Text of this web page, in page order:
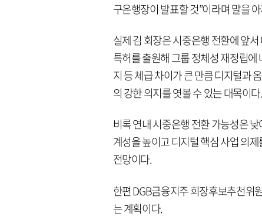
구은행장이 발표할 것”이라며 말을
실제 김 회장은 시중은행 전환에 앞서
특허를 출원해 그룹 정체성 재정립
지 등 체급 차이가 큰 만큼 디지털과
의 강한 의지를 엿볼 수 있는 대목이다.
비록 연내 시중은행 전환 가능성은
계성을 높이고 디지털 핵심 사업 의
전망이다.
한편 DGB금융지주 회장후보추천위
는 계획이다.